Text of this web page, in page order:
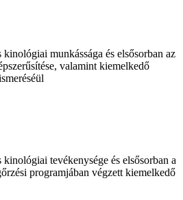
munkássága és elsősorban az
valamint kiemelkedő
tevékenysége és elsősorban a
programjában végzett kiemelkedő